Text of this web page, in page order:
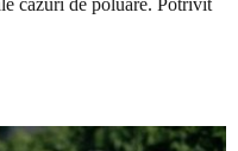
cazuri de poluare. Potrivit